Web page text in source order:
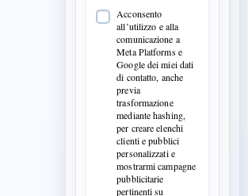
Acconsento
all’utilizzo e alla
comunicazione a
Meta Platforms e
Google dei miei dati
di contatto, anche
previa
trasformazione
mediante hashing,
per creare elenchi
clienti e pubblici
personalizzati e
mostrarmi campagne
pubblicitarie
pertinenti su